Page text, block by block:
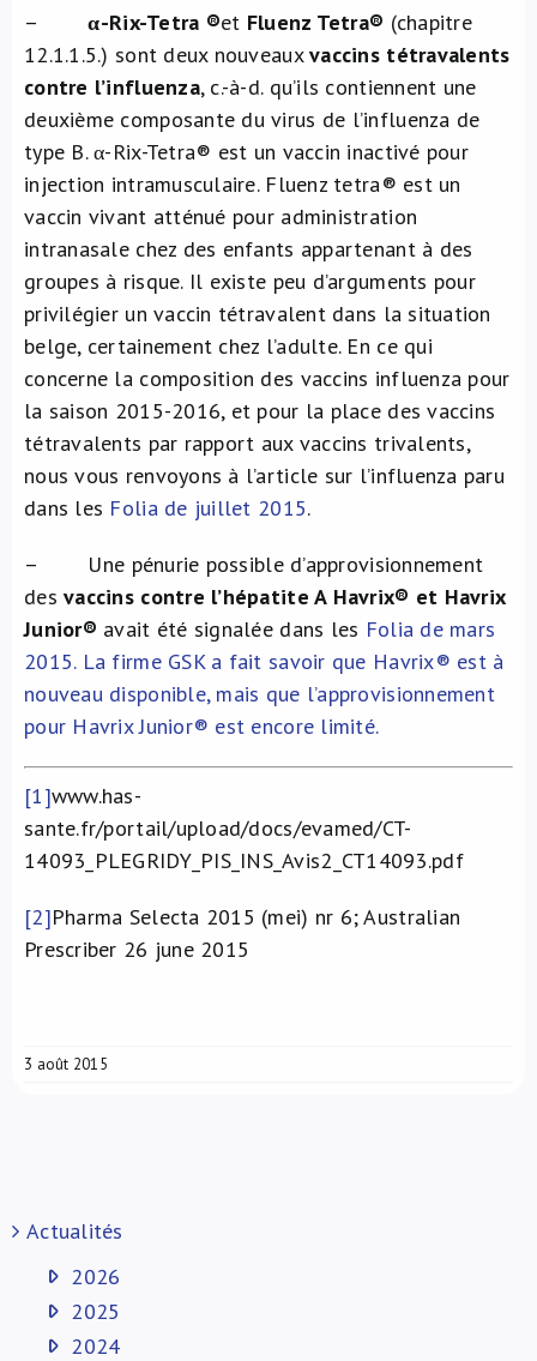
–α-Rix-Tetra ®et Fluenz Tetra® (chapitre
12.1.1.5.) sont deux nouveauxvaccins tétravalents
contre l’influenza, c.-à-d. qu’ils contiennent une
deuxième composante du virus de l’influenza de
type B. α-Rix-Tetra® est un vaccin inactivé pour
injection intramusculaire. Fluenz tetra® est un
vaccin vivant atténué pour administration
intranasale chez des enfants appartenant à des
groupes à risque. Il existe peu d’arguments pour
privilégier un vaccin tétravalent dans la situation
belge, certainement chez l’adulte. En ce qui
concerne la composition des vaccins influenza pour
la saison 2015-2016, et pour la place des vaccins
tétravalents par rapport aux vaccins trivalents,
nous vous renvoyons à l’article sur l’influenza paru
dans les Folia de juillet 2015.
– Une pénurie possible d’approvisionnement
desvaccins contre l’hépatite A Havrix® et Havrix
Junior® avait été signalée dans les Folia de mars
2015. La firme GSK a fait savoir que Havrix® est à
nouveau disponible, mais que l’approvisionnement
pour Havrix Junior® est encore limité.
[1]www.has-
sante.fr/portail/upload/docs/evamed/CT-
14093_PLEGRIDY_PIS_INS_Avis2_CT14093.pdf
[2]Pharma Selecta 2015 (mei) nr 6; Australian
Prescriber 26 june 2015
3 août 2015
Actualités
2026
2025
2024